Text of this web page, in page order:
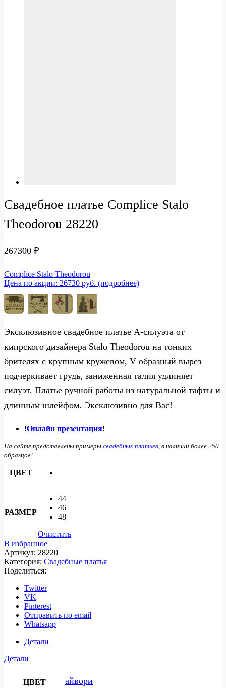
Свадебное платье Complice Stalo
Theodorou 28220
267300 ₽
Complice Stalo Theodorou
Цена по акции: 26730 руб. (подробнее)
Эксклюзивное свадебное платье А-силуэта от
кипрского дизайнера Stalo Theodorou на тонких
брителях с крупным кружевом, V образный вырез
подчеркивает грудь, заниженная талия удлиняет
силуэт. Платье ручной работы из натуральной тафты и
длинным шлейфом. Эксклюзивно для Вас!
!Онлайн презентация!
На сайте представлены примеры свадебных платьев , в наличии более 250
образцов!
ЦВЕТ
РАЗМЕР
44
46
48
Очистить
В избранное
Артикул: 28220
Категория: Свадебные платья
Поделиться:
Twitter
VK
Pinterest
Отправить по email
Whatsapp
Детали
Детали
ЦВЕТ айвори